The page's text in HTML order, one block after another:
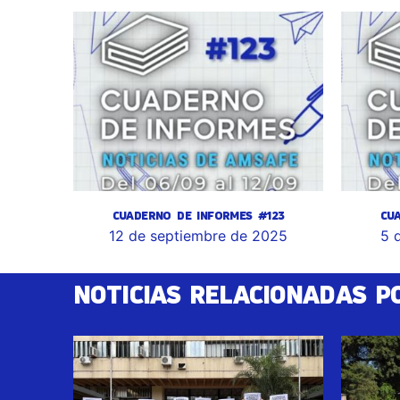
CUADERNO DE INFORMES #123
12 de septiembre de 2025 5
NOTICIAS RELACIONADAS